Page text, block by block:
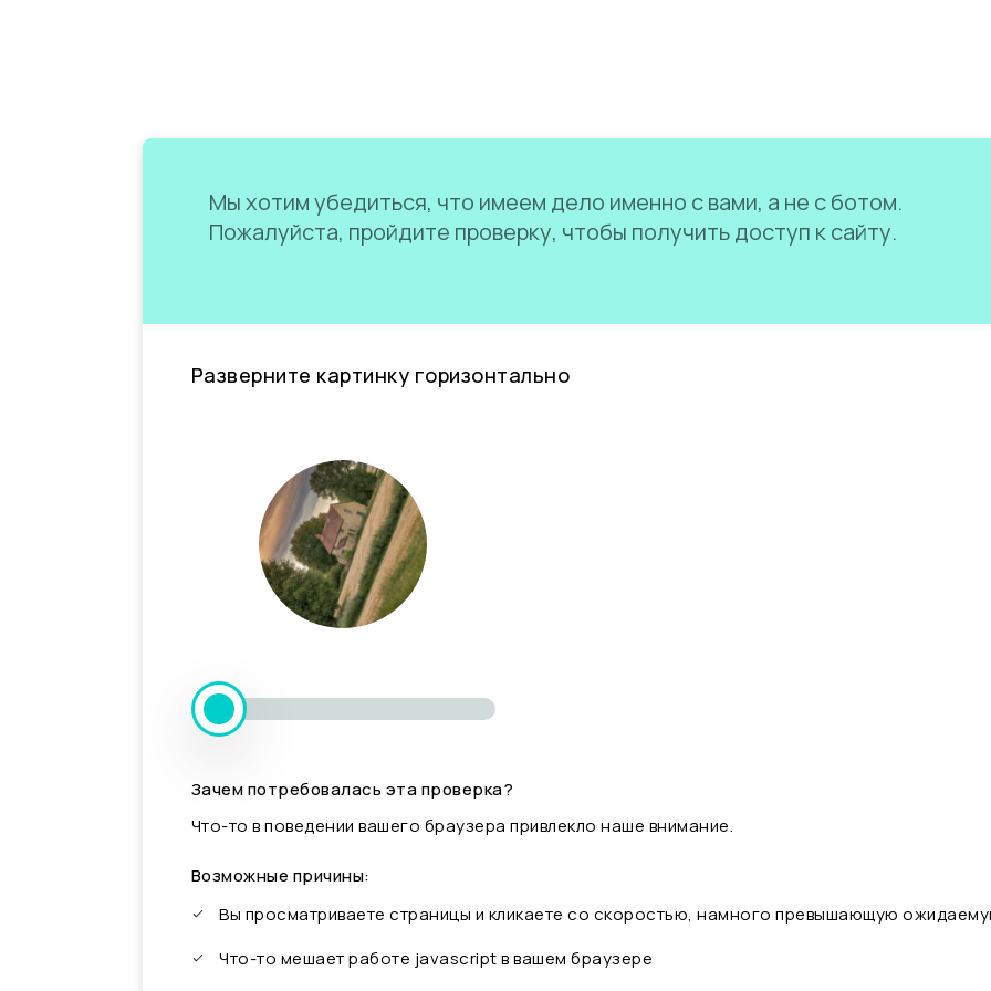
Мы хотим убедиться, что имеем дело именно с вами, а не с ботом.
Пожалуйста, пройдите проверку, чтобы получить доступ к сайту.
Разверните картинку горизонтально
Зачем потребовалась эта проверка?
Что-то в поведении вашего браузера привлекло наше внимание.
Возможные причины:
Вы просматриваете страницы и кликаете со скоростью, намного превышающую
Что-то мешает работе javascript в вашем браузере